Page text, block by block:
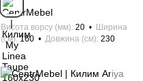
Висота ворсу (мм) 20
Ширина
(см) 160 Довжина (см) 230